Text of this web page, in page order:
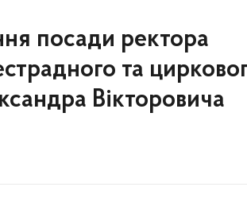
посади ректора
та
Вікторовича